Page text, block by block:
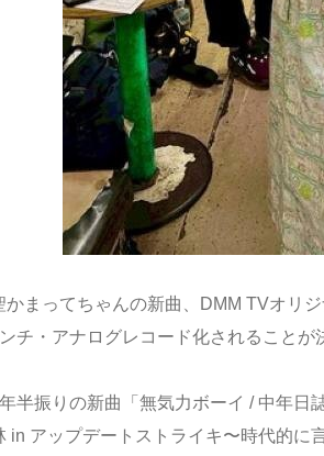
かまってちゃんの新曲、DMM TVオリ
チ・アナログレコード化されることが
半振りの新曲「無気力ボーイ / 中年日
in アップデートストライキ〜時代的に